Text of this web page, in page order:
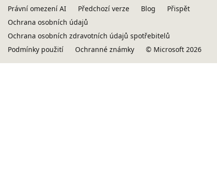
Právní omezení AI Předchozí verze Blog
Přispět
Ochrana osobních údajů
Ochrana osobních zdravotních údajů spotřebitelů
Podmínky použití
Ochranné známky © Microsoft 2026